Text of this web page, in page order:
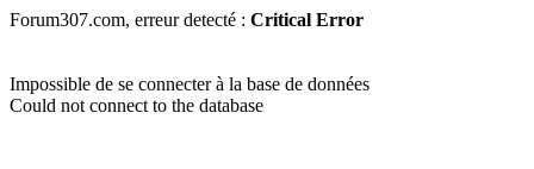
Forum307.com, erreur detecté : Critical Error
Impossible de se connecter à la base de données
Could not connect to the database